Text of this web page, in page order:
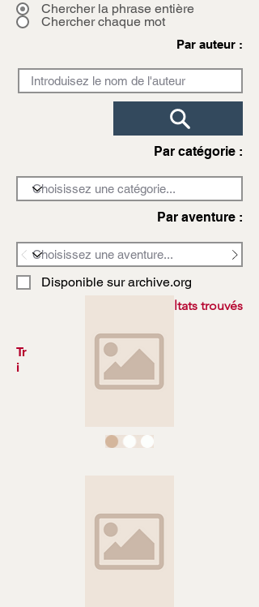
Chercher la phrase entière
Chercher chaque mot
Par auteur :
Par catégorie :
Par aventure :
Disponible sur archive.org
3972 résultats trouvés
Tr
i